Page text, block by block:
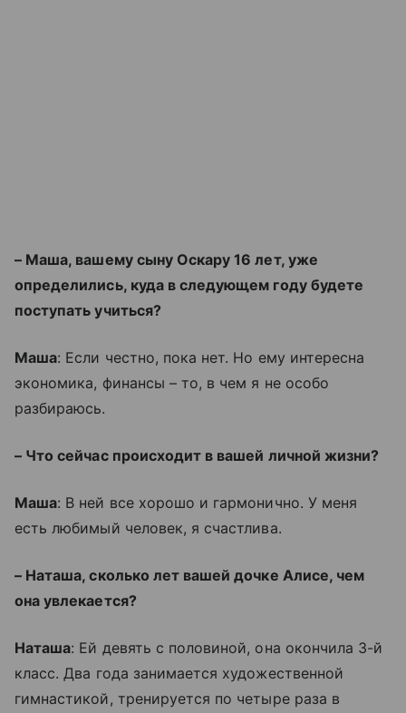
– Маша, вашему сыну Оскару 16 лет, уже
определились, куда в следующем году будете
поступать учиться?
Маша: Если честно, пока нет. Но ему интересна
экономика, финансы – то, в чем я не особо
разбираюсь.
– Что сейчас происходит в вашей личной жизни?
Маша: В ней все хорошо и гармонично. У меня
есть любимый человек, я счастлива.
– Наташа, сколько лет вашей дочке Алисе, чем
она увлекается?
Наташа: Ей девять с половиной, она окончила 3-й
класс. Два года занимается художественной
гимнастикой, тренируется по четыре раза в